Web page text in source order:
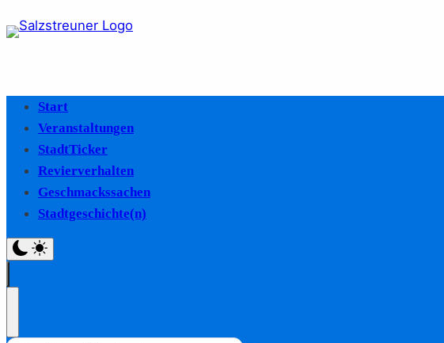
Start
Veranstaltungen
StadtTicker
Revierverhalten
Geschmackssachen
Stadtgeschichte(n)